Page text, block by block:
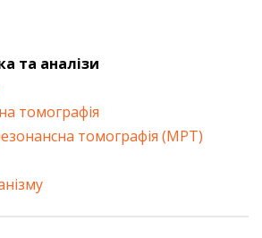
та аналізи
томографія
томографія (МРТ)